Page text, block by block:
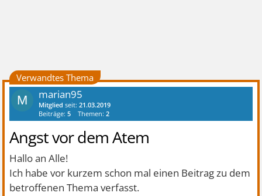
Verwandtes Thema
M marian95
Mitglied seit:21.03.2019
Beiträge:5 Themen:2
Angst vor dem Atem
Hallo an Alle!
Ich habe vor kurzem schon mal einen Beitrag zu dem
betroffenen Thema verfasst.